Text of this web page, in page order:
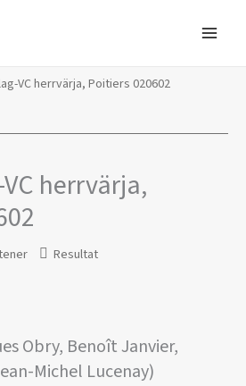
VC herrvärja, Poitiers 020602
herrvärja,
Resultat
Obry, Benoît Janvier,
Michel Lucenay)